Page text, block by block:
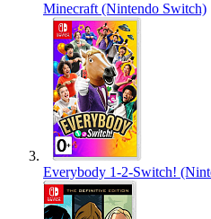
Minecraft (Nintendo Switch)
Everybody 1-2-Switch!